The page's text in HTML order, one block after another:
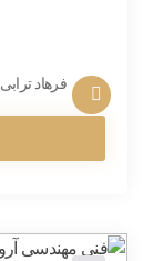
فرهاد ترابی